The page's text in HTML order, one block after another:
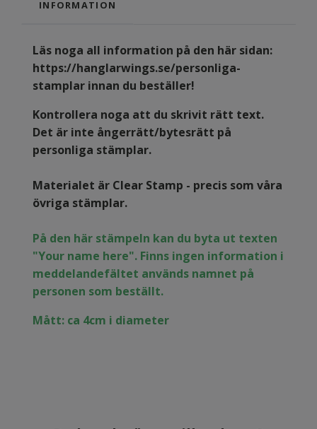
INFORMATION
Läs noga all information på den här sidan:
https://hanglarwings.se/personliga-
stamplar innan du beställer!
Kontrollera noga att du skrivit rätt text.
Det är inte ångerrätt/bytesrätt på
personliga stämplar.
Materialet är Clear Stamp - precis som våra
övriga stämplar.
På den här stämpeln kan du byta ut texten
"Your name here". Finns ingen information i
meddelandefältet används namnet på
personen som beställt.
Mått: ca 4cm i diameter